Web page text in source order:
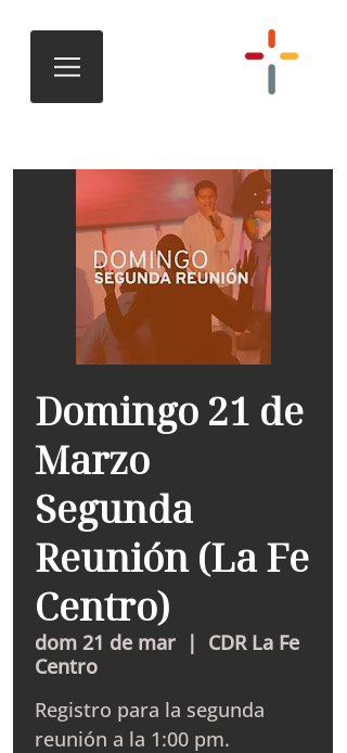
Domingo 21 de
Marzo
Segunda
Reunión (La Fe
Centro)
dom 21 de mar
  |
CDR La Fe
Centro
Registro para la segunda
reunión a la 1:00 pm.